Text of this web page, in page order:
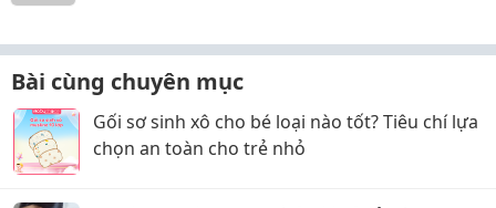
Bài cùng chuyên mục
Gối sơ sinh xô cho bé loại nào tốt? Tiêu chí lựa
chọn an toàn cho trẻ nhỏ